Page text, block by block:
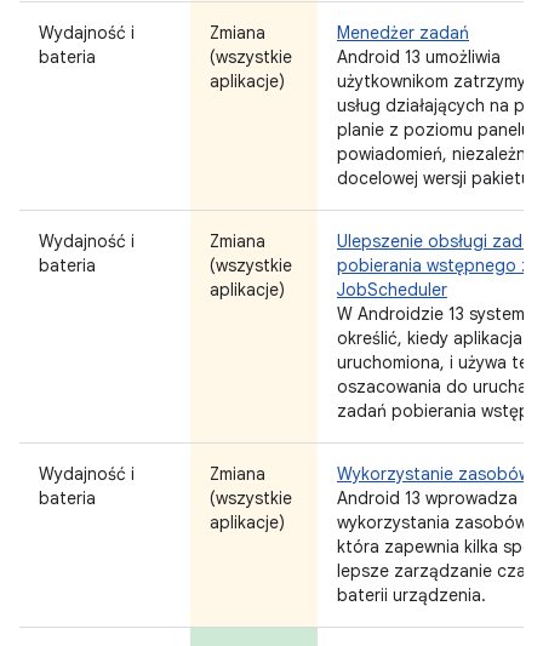
Wydajność i
bateria
Zmiana
(wszystkie
aplikacje)
Menedżer zadań
Android 13 umożliwia
użytkownikom
usług działających na
planie z poziomu panelu
powiadomień,
docelowej wersji pakietu
Wydajność i
bateria
Zmiana
(wszystkie
aplikacje)
Ulepszenie obsługi zadań
pobierania wstępnego
JobScheduler
W Androidzie 13 system
określić, kiedy aplikacja
uruchomiona, i używa
oszacowania do
zadań pobierania
Wydajność i
bateria
Zmiana
(wszystkie
aplikacje)
Wykorzystanie zasobów
Android 13 wprowadza
wykorzystania zasobów
która zapewnia kilka
lepsze zarządzanie
baterii urządzenia.